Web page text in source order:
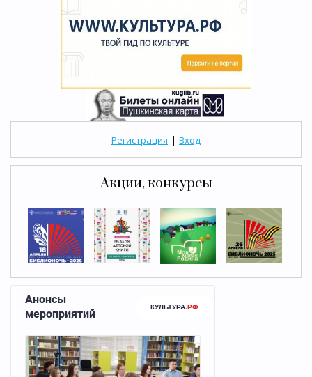
Регистрация | Вход
Акции, конкурсы